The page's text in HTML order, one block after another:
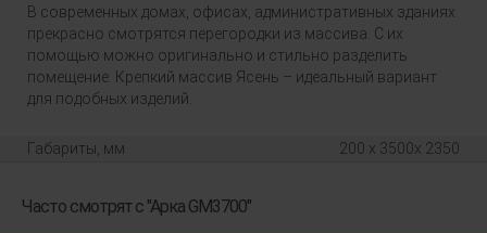
В современных домах, офисах, административных зданиях
прекрасно смотрятся перегородки из массива. С их
помощью можно оригинально и стильно разделить
помещение. Крепкий массив Ясень – идеальный вариант
для подобных изделий.
Габариты, мм 200 x 3500x 2350
Часто смотрят с "Арка GM3700"